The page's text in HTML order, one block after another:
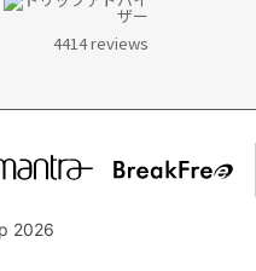
ク
グラム
ッター
4414 reviews
mantra BreakFree
2026